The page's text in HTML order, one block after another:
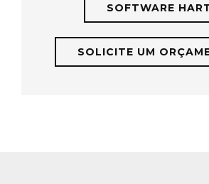
SOFTWARE
SOLICITE UM